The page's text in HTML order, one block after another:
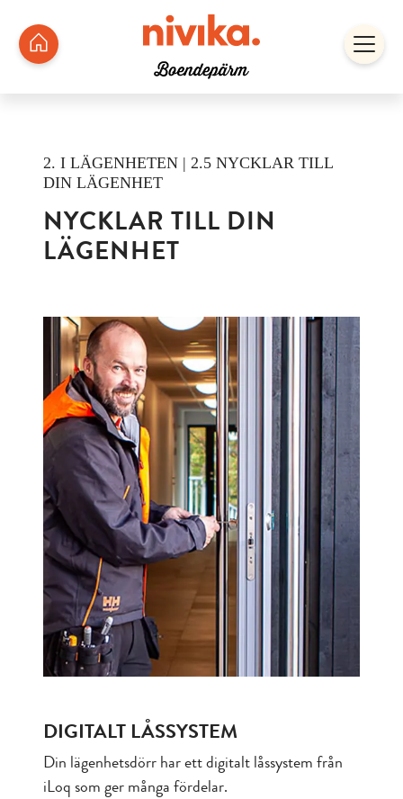
2. I LÄGENHETEN | 2.5 NYCKLAR TILL
DIN LÄGENHET
NYCKLAR TILL DIN
LÄGENHET
DIGITALT LÅSSYSTEM
Din lägenhetsdörr har ett digitalt låssystem från
iLoq som ger många fördelar.